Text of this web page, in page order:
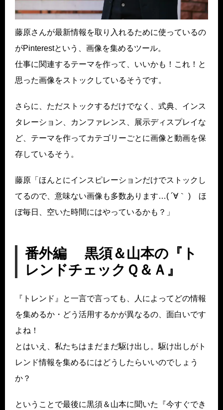
藤原さんが最新情報を取り入れるために使っているの
がPinterestという、画像を集めるツール。
仕事に関連するテーマを作って、いいかも！これ！と
思った画像をストックしているそうです。
さらに、ただストックするだけでなく、式典、インス
タレーション、カンファレンス、展示ディスプレイな
ど、テーマを作ってカテゴリーごとに画像と動画を保
存しているそう。
藤原「ほんとにインスピレーションだけでストックし
てるので、意味ない画像も多数あります…( ´∀｀ ) ほ
ぼ毎日、空いた時間にはやっているかも？」
番外編 黒須＆山本の『ト
レンドチェックＱ＆Ａ』
『トレンド』と一言で言っても、人によってどの情報
を集めるか・どう活用するかが異なるの、面白いです
よね！
とはいえ、私たちはまだまだ駆け出し。駆け出しがト
レンド情報を集めるにはどうしたらいいのでしょう
か？
ということで最後に黒須＆山本に聞いた『今すぐでき